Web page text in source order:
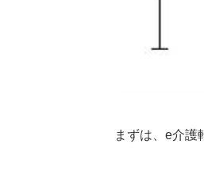
キャリ
MC-介
介護ワ
まずは、e介護